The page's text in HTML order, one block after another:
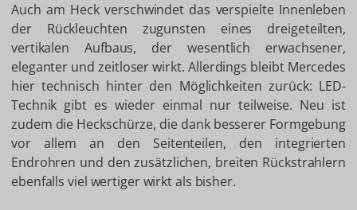
Auch am Heck verschwindet das verspielte Innenleben
der Rückleuchten zugunsten eines dreigeteilten,
vertikalen Aufbaus, der wesentlich erwachsener,
eleganter und zeitloser wirkt. Allerdings bleibt Mercedes
hier technisch hinter den Möglichkeiten zurück: LED-
Technik gibt es wieder einmal nur teilweise. Neu ist
zudem die Heckschürze, die dank besserer Formgebung
vor allem an den Seitenteilen, den integrierten
Endrohren und den zusätzlichen, breiten Rückstrahlern
ebenfalls viel wertiger wirkt als bisher.